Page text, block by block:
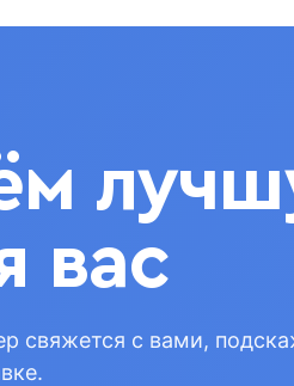
вас
свяжется с вами,